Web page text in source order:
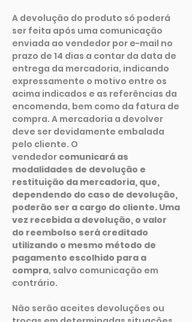
A devolução do produto só poderá
ser feita após uma comunicação
enviada ao vendedor por e-mail no
prazo de 14 dias a contar da data de
entrega da mercadoria, indicando
expressamente o motivo entre os
acima indicados e as referências da
encomenda, bem como da fatura de
compra. A mercadoria a devolver
deve ser devidamente embalada
pelo cliente. O
vendedor comunicará as
modalidades de devolução e
restituição da mercadoria, que,
dependendo do caso de devolução,
poderão ser a cargo do cliente. Uma
vez recebida a devolução, o valor
do reembolso será creditado
utilizando o mesmo método de
pagamento escolhido para a
compra, salvo comunicação em
contrário.
Não serão aceites devoluções ou